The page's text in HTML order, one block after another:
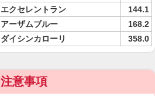
エクセレントラン
144.1
アーザムブルー
168.2
ダイシンカローリ 358.0
注意事項